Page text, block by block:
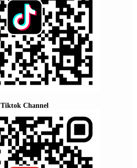
Tiktok Channel